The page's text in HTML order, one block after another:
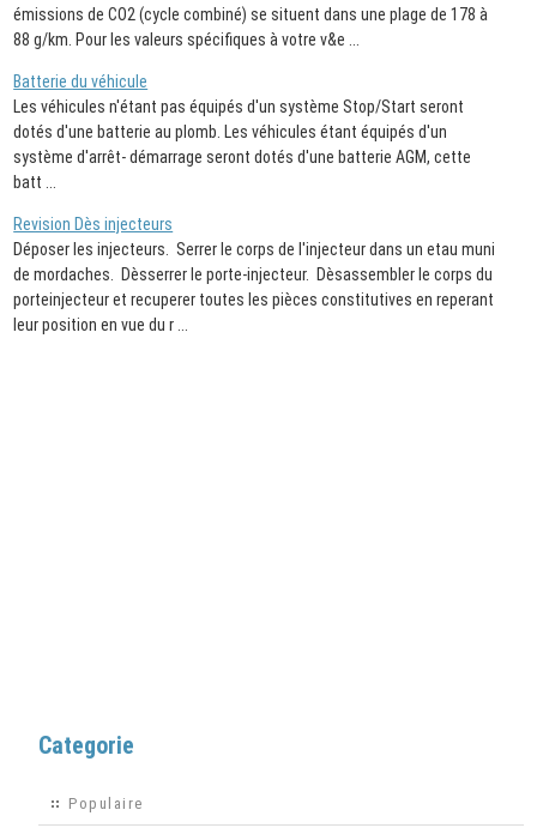
émissions de CO2 (cycle combiné) se situent dans une plage de 178 à
88 g/km. Pour les valeurs spécifiques à votre v&e ...
Batterie du véhicule
Les véhicules n'étant pas équipés d'un système Stop/Start seront
dotés d'une batterie au plomb. Les véhicules étant équipés d'un
système d'arrêt- démarrage seront dotés d'une batterie AGM, cette
batt ...
Revision Dès injecteurs
Déposer les injecteurs. Serrer le corps de l'injecteur dans un etau muni
de mordaches. Dèsserrer le porte-injecteur. Dèsassembler le corps du
porteinjecteur et recuperer toutes les pièces constitutives en reperant
leur position en vue du r ...
Categorie
Populaire